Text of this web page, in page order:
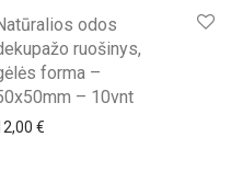
odos
ruošinys,
forma –
– 10vnt
€